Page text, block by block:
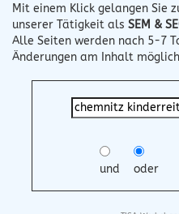
Mit einem Klick gelangen Sie
unserer Tätigkeit als SEM &
Alle Seiten werden nach 5-7
Änderungen am Inhalt
und oder